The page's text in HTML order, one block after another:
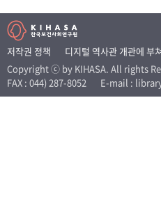
저작권 정책 디지털 역사관 개관에 부
Copyright ⓒ by KIHASA. All rights
FAX : 044) 287-8052
E-mail :